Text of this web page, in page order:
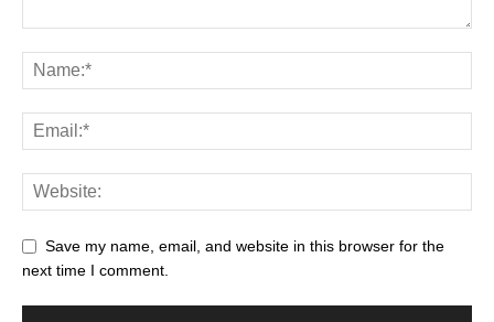
Save my name, email, and website in this browser for the
next time I comment.